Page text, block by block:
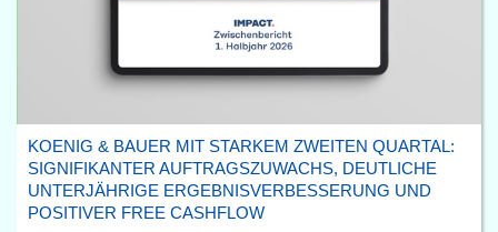
KOENIG & BAUER MIT STARKEM ZWEITEN QUARTAL:
SIGNIFIKANTER AUFTRAGSZUWACHS, DEUTLICHE
UNTERJÄHRIGE ERGEBNISVERBESSERUNG UND
POSITIVER FREE CASHFLOW